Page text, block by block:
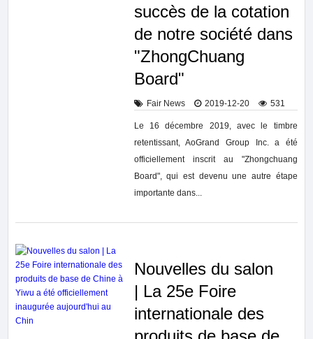
succès de la cotation
de notre société dans
"ZhongChuang
Board"
Fair News 2019-12-20 531
Le 16 décembre 2019, avec le timbre
retentissant, AoGrand Group Inc. a été
officiellement inscrit au "Zhongchuang
Board", qui est devenu une autre étape
importante dans...
Nouvelles du salon
| La 25e Foire
internationale des